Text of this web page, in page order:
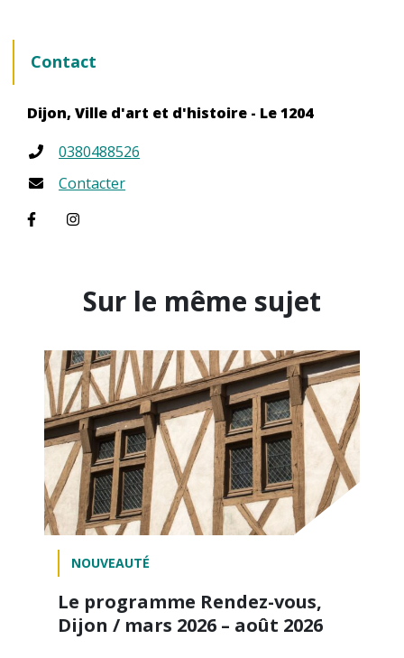
Contact
Dijon, Ville d'art et d'histoire - Le 1204
0380488526
Contacter
Visiter la page Facebook (nouvelle fenêtre)
Visiter la page Instagram (nouvelle fenêtre)
Sur le même sujet
NOUVEAUTÉ
Le programme Rendez-vous,
Dijon / mars 2026 – août 2026